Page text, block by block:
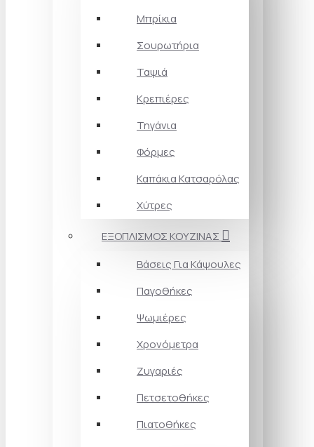
Μπρίκια
Σουρωτήρια
Ταψιά
Κρεπιέρες
Τηγάνια
Φόρμες
Καπάκια Κατσαρόλας
Χύτρες
ΕΞΟΠΛΙΣΜΟΣ ΚΟΥΖΙΝΑΣ
Βάσεις Για Κάψουλες
Παγοθήκες
Ψωμιέρες
Χρονόμετρα
Ζυγαριές
Πετσετοθήκες
Πιατοθήκες